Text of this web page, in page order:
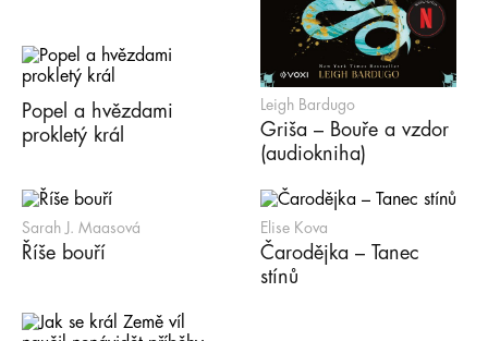
Popel a hvězdami
prokletý král
Leigh Bardugo
Griša – Bouře a vzdor
(audiokniha)
Sarah J. Maasová
Říše bouří
Elise Kova
Čarodějka – Tanec
stínů